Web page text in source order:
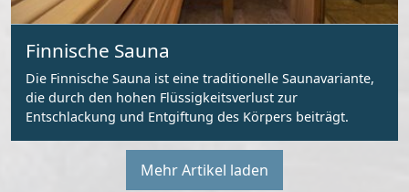
Finnische Sauna
Die Finnische Sauna ist eine traditionelle Saunavariante,
die durch den hohen Flüssigkeitsverlust zur
Entschlackung und Entgiftung des Körpers beiträgt.
Mehr Artikel laden